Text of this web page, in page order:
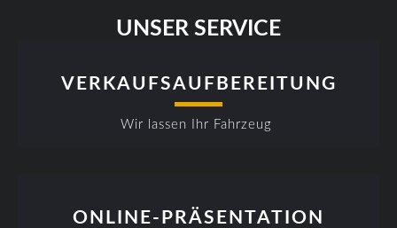
UNSER SERVICE
VERKAUFSAUFBEREITUNG
Wir lassen Ihr Fahrzeug
ONLINE-PRÄSENTATION